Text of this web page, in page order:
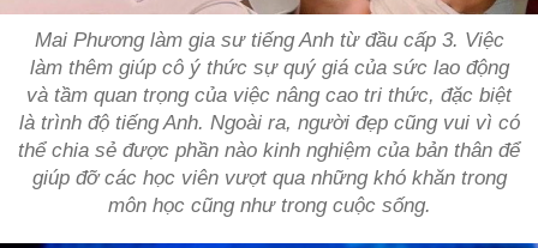
Mai Phương làm gia sư tiếng Anh từ đầu cấp 3. Việc
làm thêm giúp cô ý thức sự quý giá của sức lao động
và tầm quan trọng của việc nâng cao tri thức, đặc biệt
là trình độ tiếng Anh. Ngoài ra, người đẹp cũng vui vì có
thể chia sẻ được phần nào kinh nghiệm của bản thân để
giúp đỡ các học viên vượt qua những khó khăn trong
môn học cũng như trong cuộc sống.